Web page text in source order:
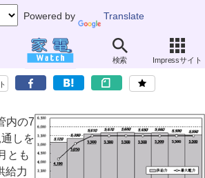
Powered by Translate
検索 Impressサイト
備率は7月が3.3%、8月は1.1%と予測
も、60Hz地域から電力を融通できず
内の7
しを
とも
給力